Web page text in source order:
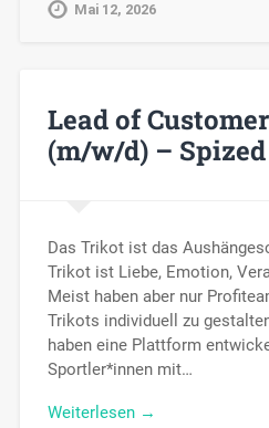
Mai 12, 2026
Lead of
(m/w/d) – Spized
Das Trikot ist das
Trikot ist Liebe, Emotion,
Meist haben aber nur
Trikots individuell zu
haben eine Plattform
Sportler*innen mit…
Weiterlesen →